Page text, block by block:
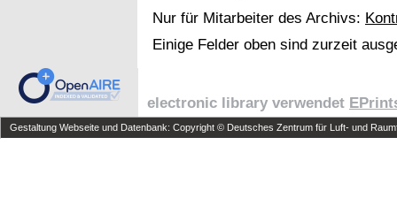
Nur für Mitarbeiter des Archivs:
Einige Felder oben sind zurzeit
electronic library verwendet
Gestaltung Webseite und Datenbank: Copyright © Deutsches Zentrum für Luft- und